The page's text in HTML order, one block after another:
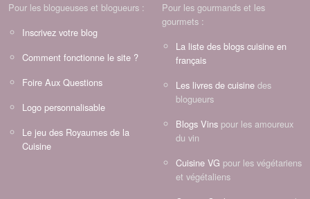
Pour les blogueuses et blogueurs :
Inscrivez votre blog
Comment fonctionne le site ?
Foire Aux Questions
Logo personnalisable
Le jeu des Royaumes de la
Cuisine
Pour les gourmands et les
gourmets :
La liste des blogs cuisine en
français
Les livres de cuisine des
blogueurs
Blogs Vins pour les amoureux
du vin
Cuisine VG pour les végétariens
et végétaliens